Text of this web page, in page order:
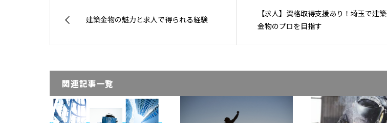
建築金物の魅力と求人で得られる経験
【求人】資格取得支援あり！埼玉で建築
金物のプロを目指す
関連記事一覧